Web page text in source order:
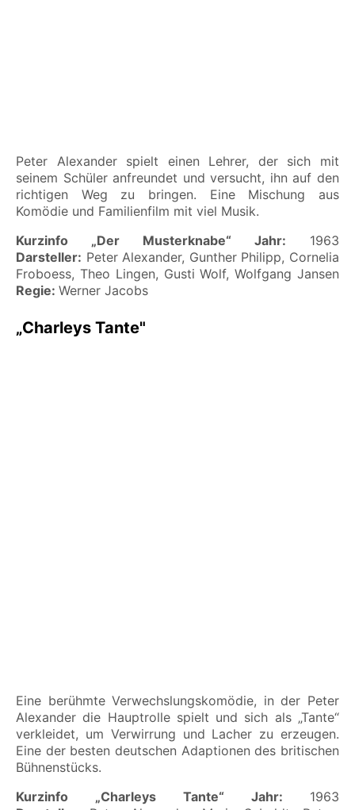
Peter Alexander spielt einen Lehrer, der sich mit
seinem Schüler anfreundet und versucht, ihn auf den
richtigen Weg zu bringen. Eine Mischung aus
Komödie und Familienfilm mit viel Musik.
Kurzinfo „Der Musterknabe“
Jahr: 1963
Darsteller: Peter Alexander, Gunther Philipp, Cornelia
Froboess, Theo Lingen, Gusti Wolf, Wolfgang Jansen
Regie: Werner Jacobs
„Charleys Tante"
Eine berühmte Verwechslungskomödie, in der Peter
Alexander die Hauptrolle spielt und sich als „Tante“
verkleidet, um Verwirrung und Lacher zu erzeugen.
Eine der besten deutschen Adaptionen des britischen
Bühnenstücks.
Kurzinfo „Charleys Tante“
Jahr: 1963